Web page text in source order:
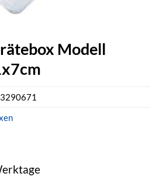
Modell